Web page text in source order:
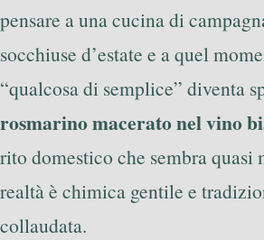
pensare a una cucina di
socchiuse d’estate e a quel
“qualcosa di semplice” diventa
rosmarino macerato nel vino
rito domestico che sembra quasi
realtà è chimica gentile e
collaudata.